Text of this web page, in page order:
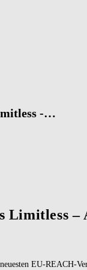
-…
Limitless –
EU-REACH-